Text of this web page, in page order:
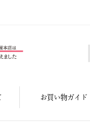
糀屋本店 -
お買い物ガイド